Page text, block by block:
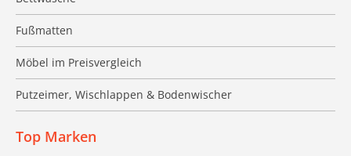
Fußmatten
Möbel im Preisvergleich
Putzeimer, Wischlappen & Bodenwischer
Top Marken